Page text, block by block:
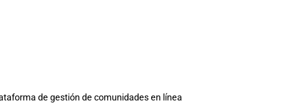
de gestión de comunidades en línea